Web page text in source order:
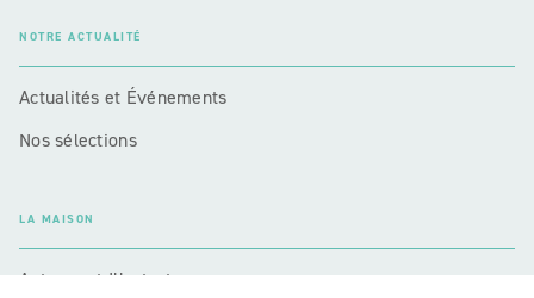
NOTRE ACTUALITÉ
Actualités et Événements
Nos sélections
LA MAISON
Auteurs et Illustrateurs